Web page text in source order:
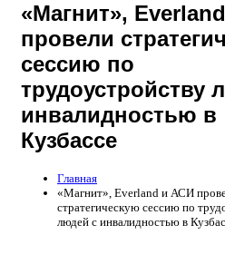
«Магнит»,
провели
сессию по
трудоустройству
инвалидностью в
Кузбассе
Главная
«Магнит», Everland и АСИ
стратегическую сессию по
людей с инвалидностью в